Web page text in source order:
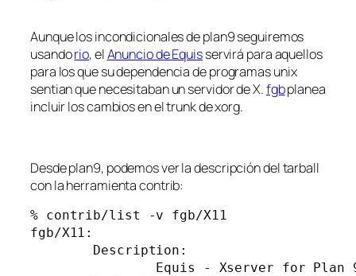
Aunque los incondicionales de plan9 seguiremos
usandorio, elAnuncio de Equisservirá para aquellos
para los que su dependencia de programas unix
sentian que necesitaban un servidor de X.fgbplanea
incluir los cambios en el trunk de xorg.
Desde plan9, podemos ver la descripción del tarball
con la herramienta contrib:
% contrib/list -v fgb/X11
fgb/X11:
Description:
Equis - Xserver for Plan 9